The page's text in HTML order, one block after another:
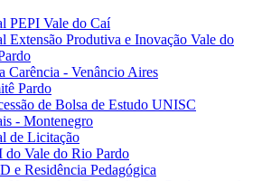
PEPI Vale do Caí
Extensão Produtiva e Inovação Vale do
Carência - Venâncio Aires
Pardo
de Bolsa de Estudo UNISC
- Montenegro
de Licitação
do Vale do Rio Pardo
e Residência Pedagógica